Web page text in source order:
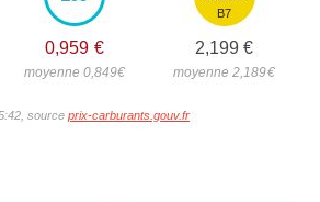
0,959 €
moyenne 0,849€
B7
2,199 €
moyenne 2,189€
source prix-carburants.gouv.fr